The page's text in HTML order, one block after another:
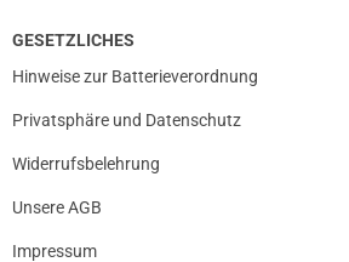
GESETZLICHES
Hinweise zur Batterieverordnung
Privatsphäre und Datenschutz
Widerrufsbelehrung
Unsere AGB
Impressum